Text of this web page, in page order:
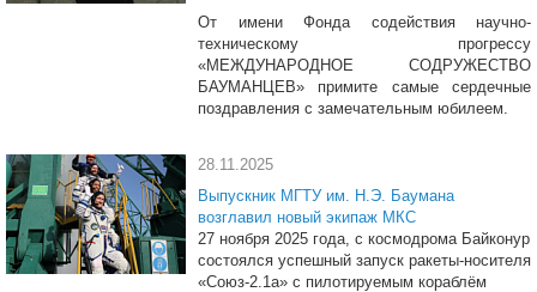
От имени Фонда содействия научно-
техническому прогрессу
«МЕЖДУНАРОДНОЕ СОДРУЖЕСТВО
БАУМАНЦЕВ» примите самые сердечные
поздравления с замечательным юбилеем.
28.11.2025
Выпускник МГТУ им. Н.Э. Баумана
возглавил новый экипаж МКС
27 ноября 2025 года, с космодрома Байконур
состоялся успешный запуск ракеты-носителя
«Союз-2.1а» с пилотируемым кораблём